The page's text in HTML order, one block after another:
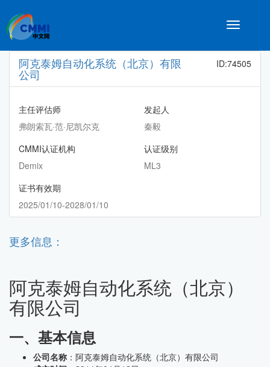
Toggle
阿克泰姆自动化系统（北京）有限
公司
ID:74505
主任评估师
弗朗索瓦·范·尼凯尔克
发起人
秦毅
CMMI认证机构
Demix
认证级别
ML3
证书有效期
2025/01/10-2028/01/10
更多信息：
阿克泰姆自动化系统（北京）
有限公司
一、基本信息
公司名称 ：阿克泰姆自动化系统（北京）有限公司